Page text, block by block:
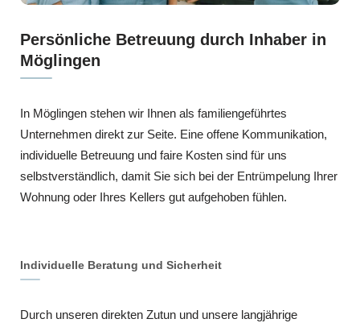
Persönliche Betreuung durch Inhaber in
Möglingen
In Möglingen stehen wir Ihnen als familiengeführtes
Unternehmen direkt zur Seite. Eine offene Kommunikation,
individuelle Betreuung und faire Kosten sind für uns
selbstverständlich, damit Sie sich bei der Entrümpelung Ihrer
Wohnung oder Ihres Kellers gut aufgehoben fühlen.
Individuelle Beratung und Sicherheit
Durch unseren direkten Zutun und unsere langjährige